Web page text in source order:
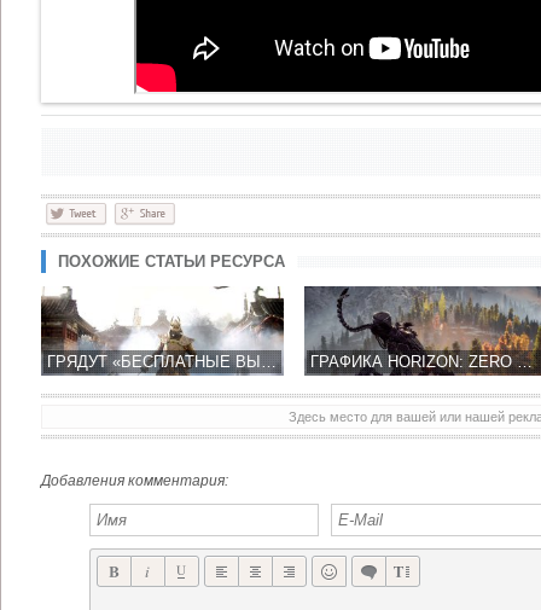
ПОХОЖИЕ СТАТЬИ РЕСУРСА
ГРЯДУТ «БЕСПЛАТНЫЕ ВЫХОДНЫЕ» В ЭКШН ИГРЕ FOR HONOR ГРАФИКА HORIZON: ZERO DAWN НА ПРИСТАВКЕ PLAYSTATION 4 PRO СТАЛА ЛУЧШЕ
Здесь место для вашей или нашей
Добавления комментария: